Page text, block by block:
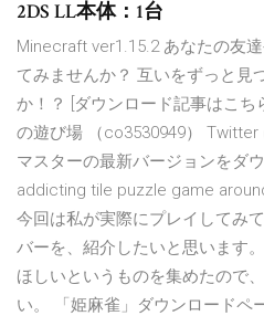
2DS LL本体：1台
Minecraft ver1.15.2 あなたの友
てみませんか？ 互いをずっと見
か！？ [ダウンロード記事はこち
の遊び場 （co3530949） Twitter
マスターの最新バージョンをダ
addicting tile puzzle game
今回は私が実際にプレイしてみ
バーを、紹介したいと思います
ほしいというものを集めたので
い。 「姫麻雀」ダウンロードペ